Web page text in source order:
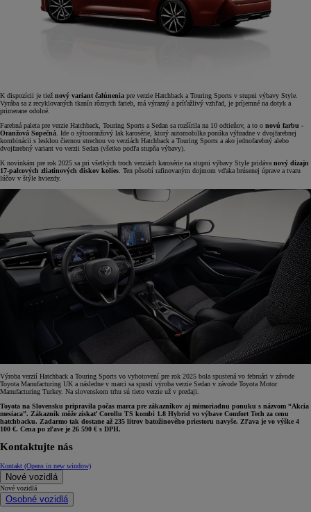
K dispozícii je tiež nový variant čalúnenia pre verzie Hatchback a Touring Sports v stupni výbavy Style.
Vyrába sa z recyklovaných tkanín rôznych farieb, má výrazný a príťažlivý vzhľad, je príjemné na dotyk a
primerane odolné.
Farebná paleta pre verzie Hatchback, Touring Sports a Sedan sa rozšírila na 10 odtieňov, a to o novú farbu -
Oranžová Sopečná . Ide o sýtooranžový lak karosérie, ktorý automobilka ponúka výhradne v dvojfarebnej
kombinácii s lesklou čiernou strechou vo verziách Hatchback a Touring Sports a ako jednofarebný alebo
dvojfarebný variant vo verzii Sedan (všetko podľa stupňa výbavy).
K novinkám pre rok 2025 sa pri všetkých troch verziách karosérie na stupni výbavy Style pridáva nový dizajn
17-palcových zliatinových diskov kolies . Ten pôsobí rafinovaným dojmom vďaka brúsenej úprave a tvaru
lúčov v štýle hviezdy.
Výroba verzií Hatchback a Touring Sports vo vyhotovení pre rok 2025 bola spustená vo februári v závode
Toyota Manufacturing UK a následne v marci sa spustí výroba verzie Sedan v závode Toyota Motor
Manufacturing Turkey. Na slovenskom trhu sú tieto verzie už v predaji.
Toyota na Slovensku pripravila počas marca pre zákazníkov aj mimoriadnu ponuku s názvom “Akcia
mesiaca”. Zákazník môže získať Corollu TS kombi 1.8 Hybrid vo výbave Comfort Tech za cenu
hatchbacku. Zadarmo tak dostane až 235 litrov batožinového priestoru navyše. Zľava je vo výške 4
100 €. Cena po zľave je 26 590 € s DPH.
Kontaktujte nás
Kontakt (Opens in new window)
Nové vozidlá
Nové vozidlá
Osobné vozidlá